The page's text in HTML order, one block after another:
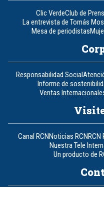
Clic VerdeClub de
La entrevista de Tomás
Mesa de periodistas
Responsabilidad Social
Informe de
Ventas
Canal RCNNoticias RCNRCN
Nuestra Tele
Un producto de